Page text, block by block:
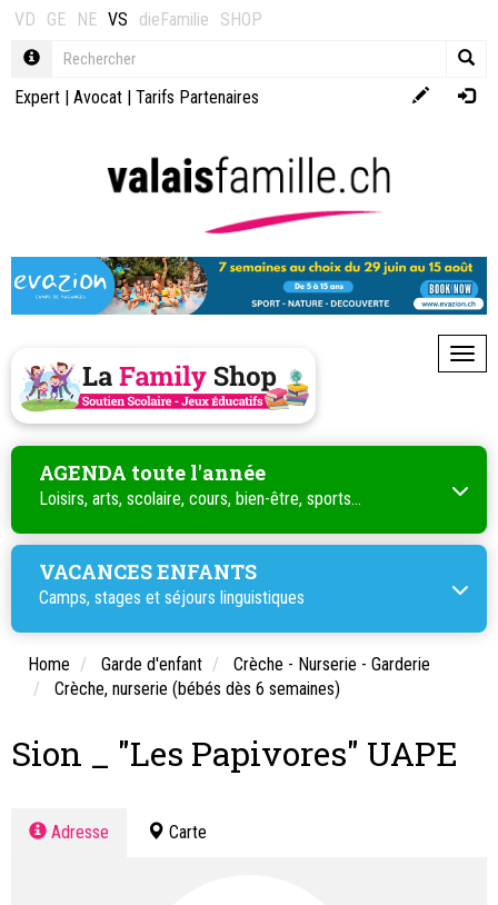
VD GE NE VS dieFamilie SHOP
Expert | Avocat | Tarifs Partenaires
AGENDA toute l'année
Loisirs, arts, scolaire, cours, bien-être, sports...
VACANCES ENFANTS
Camps, stages et séjours linguistiques
Home Garde d'enfant
Crèche - Nurserie - Garderie
Crèche, nurserie (bébés dès 6 semaines)
Sion _ "Les Papivores" UAPE
Adresse Carte